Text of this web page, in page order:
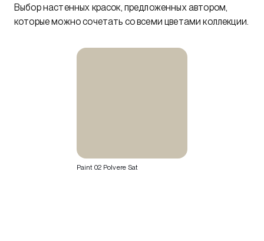
Выбор настенных красок, предложенных автором,
которые можно сочетать со всеми цветами коллекции.
Paint 02 Polvere Sat